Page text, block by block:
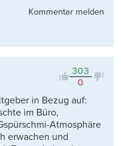
Kommentar melden
303
0
in Bezug auf:
im Büro,
Atmosphäre
erwachen und